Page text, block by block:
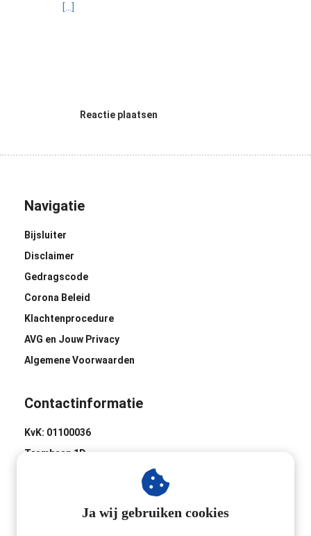
[...]
Reactie plaatsen
Navigatie
Bijsluiter
Disclaimer
Gedragscode
Corona Beleid
Klachtenprocedure
AVG en Jouw Privacy
Algemene Voorwaarden
Contactinformatie
KvK: 01100036
Trambaan 1D
Industrieweg 2DJa wij gebruiken cookies